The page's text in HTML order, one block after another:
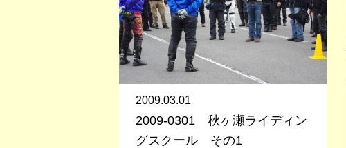
2009.03.01
2009-0301 秋ヶ瀬ライディン
グスクール その1